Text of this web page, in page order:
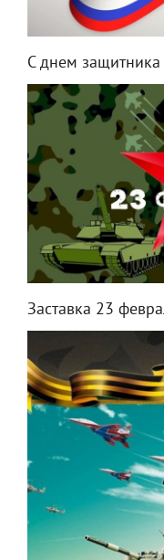
С днем защитника
Заставка 23